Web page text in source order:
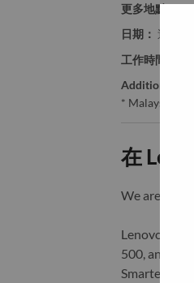
更多地點：
日期： 週五,
工作時間：
Additional
* Malaysia -
在
We are
Lenovo is a
500, and
Smarter